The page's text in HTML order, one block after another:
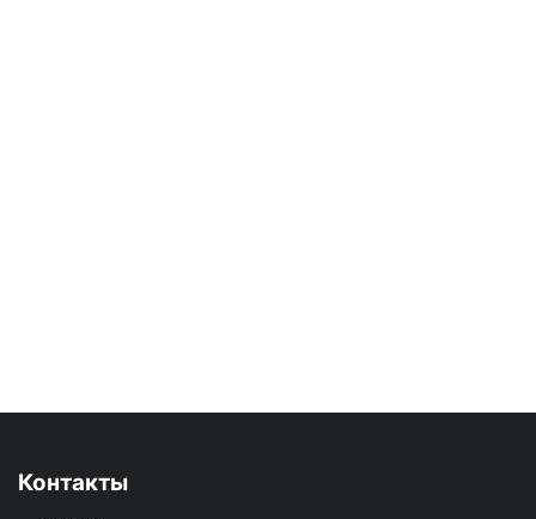
Контакты